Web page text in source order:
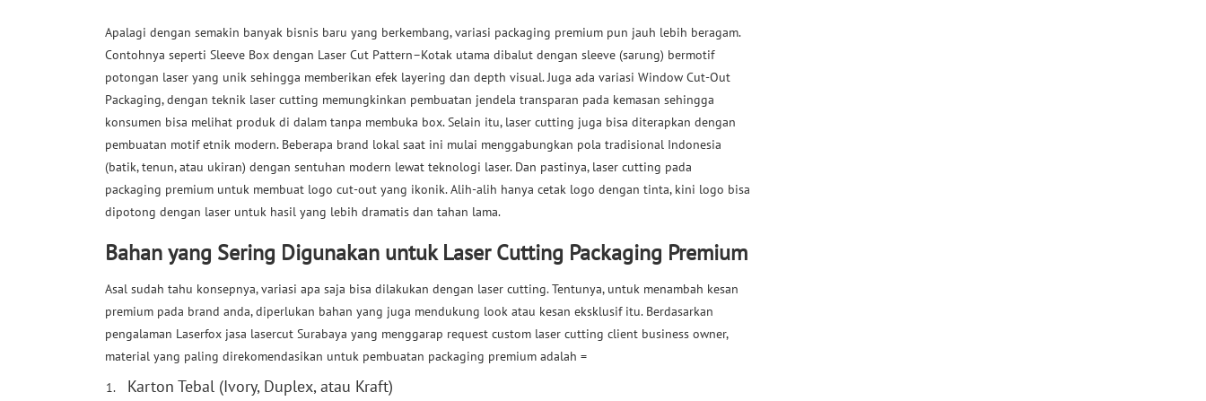
Apalagi dengan semakin banyak bisnis baru yang berkembang, variasi packaging premium pun jauh lebih beragam.
Contohnya seperti Sleeve Box dengan Laser Cut Pattern–Kotak utama dibalut dengan sleeve (sarung) bermotif
potongan laser yang unik sehingga memberikan efek layering dan depth visual. Juga ada variasi Window Cut-Out
Packaging, dengan teknik laser cutting memungkinkan pembuatan jendela transparan pada kemasan sehingga
konsumen bisa melihat produk di dalam tanpa membuka box. Selain itu, laser cutting juga bisa diterapkan dengan
pembuatan motif etnik modern. Beberapa brand lokal saat ini mulai menggabungkan pola tradisional Indonesia
(batik, tenun, atau ukiran) dengan sentuhan modern lewat teknologi laser. Dan pastinya, laser cutting pada
packaging premium untuk membuat logo cut-out yang ikonik. Alih-alih hanya cetak logo dengan tinta, kini logo bisa
dipotong dengan laser untuk hasil yang lebih dramatis dan tahan lama.
Bahan yang Sering Digunakan untuk Laser Cutting Packaging Premium
Asal sudah tahu konsepnya, variasi apa saja bisa dilakukan dengan laser cutting. Tentunya, untuk menambah kesan
premium pada brand anda, diperlukan bahan yang juga mendukung look atau kesan eksklusif itu. Berdasarkan
pengalaman Laserfox jasa lasercut Surabaya yang menggarap request custom laser cutting client business owner,
material yang paling direkomendasikan untuk pembuatan packaging premium adalah =
Karton Tebal (Ivory, Duplex, atau Kraft)